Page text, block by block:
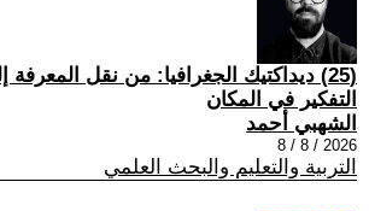
(25) ديداكتيك الجغرافيا: من نقل المعرفة
التفكير في المكان
الشهبي أحمد
2026 / 8 / 8
التربية والتعليم والبحث العلمي